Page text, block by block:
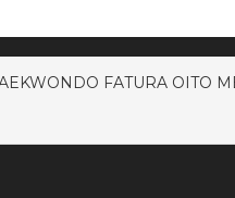
FATURA OITO